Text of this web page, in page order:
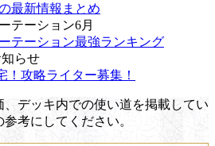
最新情報まとめ
テーション6月
テーション最強ランキング
知らせ
！攻略ライター募集！
、デッキ内での使い道を掲載してい
考にしてください。